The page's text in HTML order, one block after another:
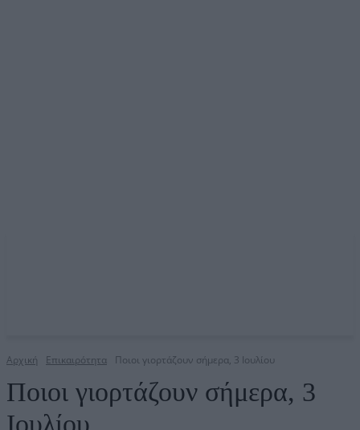
Αρχική Επικαιρότητα Ποιοι γιορτάζουν σήμερα, 3 Ιουλίου
Ποιοι γιορτάζουν σήμερα, 3
Ιουλίου